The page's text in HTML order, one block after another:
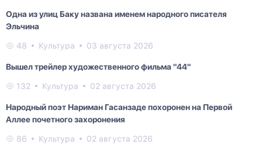
Одна из улиц Баку названа именем народного писателя
Эльчина
48 Культура 03 августа 2026
Вышел трейлер художественного фильма "44"
132 Культура 02 августа 2026
Народный поэт Нариман Гасанзаде похоронен на Первой
Аллее почетного захоронения
86 Культура 02 августа 2026